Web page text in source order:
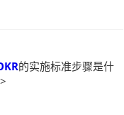
的实施标准步骤是什